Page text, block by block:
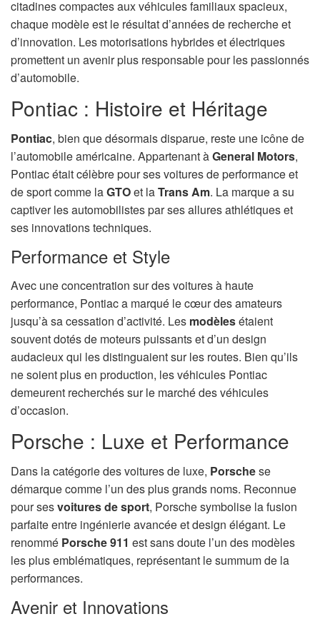
citadines compactes aux véhicules familiaux spacieux,
chaque modèle est le résultat d’années de recherche et
d’innovation. Les motorisations hybrides et électriques
promettent un avenir plus responsable pour les passionnés
d’automobile.
Pontiac : Histoire et Héritage
Pontiac, bien que désormais disparue, reste une icône de
l’automobile américaine. Appartenant àGeneral Motors,
Pontiac était célèbre pour ses voitures de performance et
de sport comme laGTOet laTrans Am. La marque a su
captiver les automobilistes par ses allures athlétiques et
ses innovations techniques.
Performance et Style
Avec une concentration sur des voitures à haute
performance, Pontiac a marqué le cœur des amateurs
jusqu’à sa cessation d’activité. Les modèlesétaient
souvent dotés de moteurs puissants et d’un design
audacieux qui les distinguaient sur les routes. Bien qu’ils
ne soient plus en production, les véhicules Pontiac
demeurent recherchés sur le marché des véhicules
d’occasion.
Porsche : Luxe et Performance
Dans la catégorie des voitures de luxe, Porschese
démarque comme l’un des plus grands noms. Reconnue
pour sesvoitures de sport, Porsche symbolise la fusion
parfaite entre ingénierie avancée et design élégant. Le
renommé Porsche 911 est sans doute l’un des modèles
les plus emblématiques, représentant le summum de la
performances.
Avenir et Innovations